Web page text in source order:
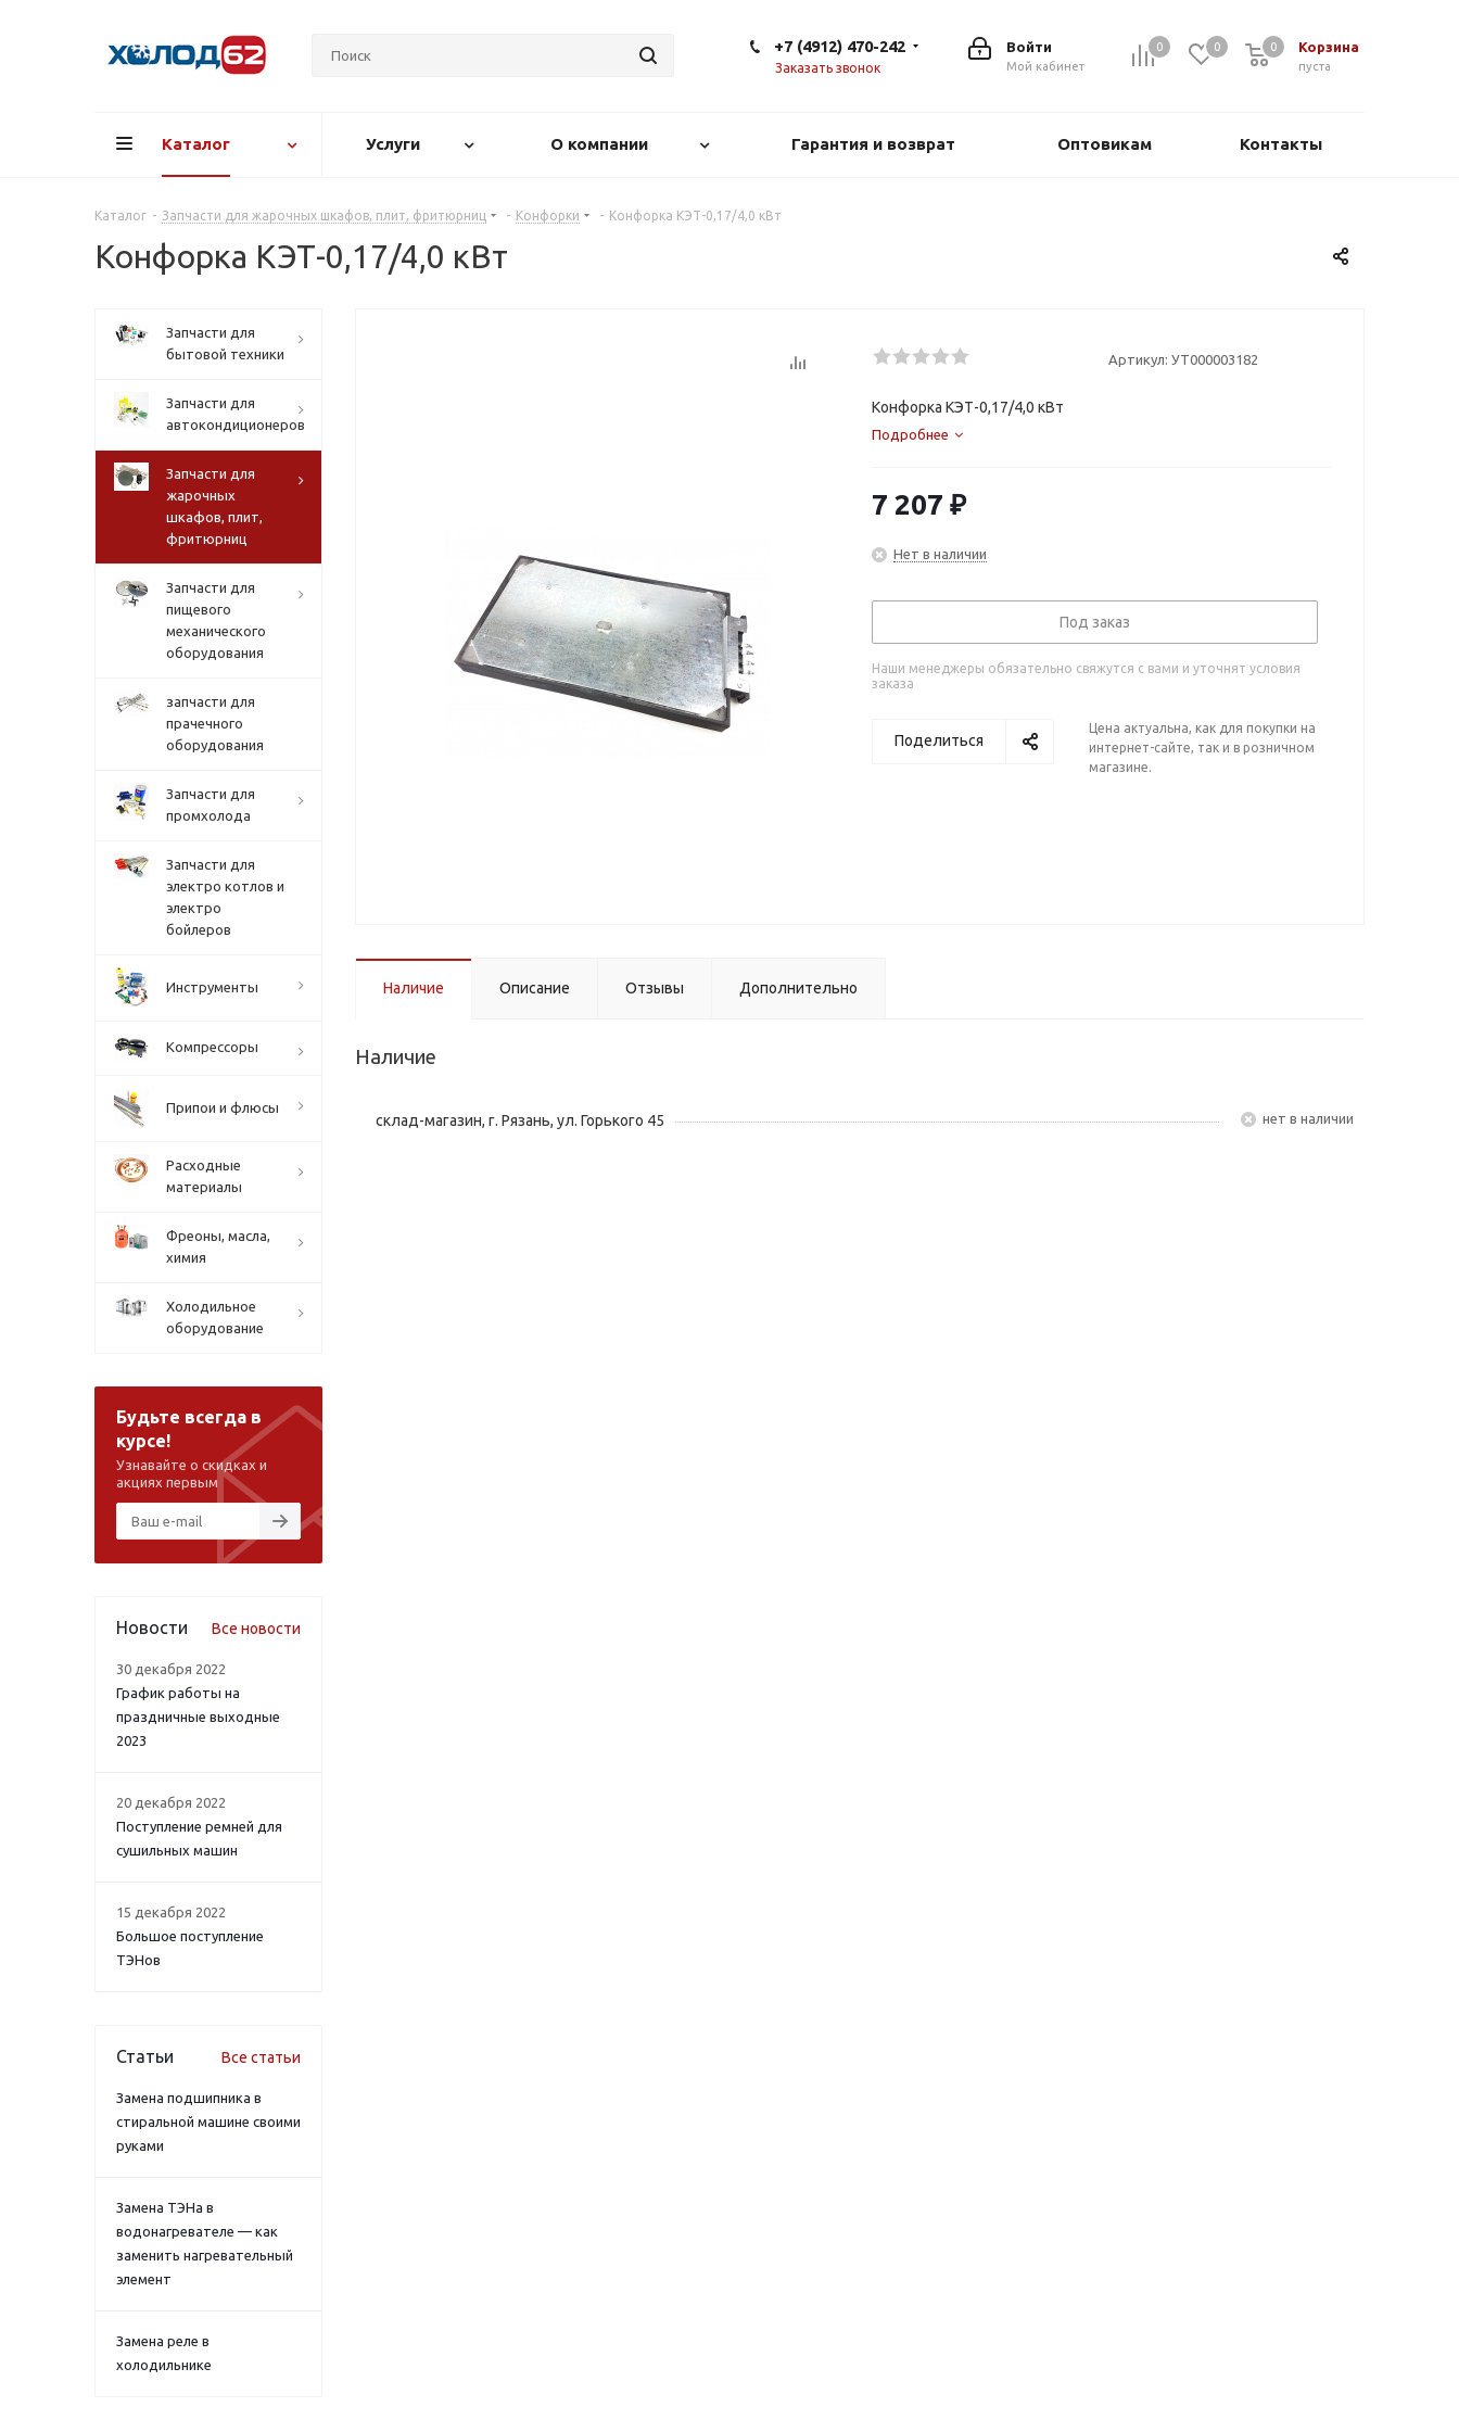
0 0 Корзина
0
пуста
0
Войти
Мой кабинет
+7 (4912) 470-242
Заказать звонок
Каталог Услуги О компании Гарантия и возврат Оптовикам Контакты
Каталог - Запчасти для жарочных шкафов, плит, фритюрниц - Конфорки - Конфорка КЭТ-0,17/4,0 кВт
Конфорка КЭТ-0,17/4,0 кВт
Артикул: УТ000003182
Конфорка КЭТ-0,17/4,0 кВт
Подробнее
7 207 ₽
Нет в наличии
Под заказ
Наши менеджеры обязательно свяжутся с вами и уточнят условия
заказа
Поделиться
Цена актуальна, как для покупки на
интернет-сайте, так и в розничном
магазине.
Наличие Описание Отзывы Дополнительно
Наличие
склад-магазин, г. Рязань, ул. Горького 45 Нет в наличии
Запчасти для
бытовой техники
Запчасти для
автокондиционеров
Запчасти для
жарочных
шкафов, плит,
фритюрниц
Запчасти для
пищевого
механического
оборудования
запчасти для
прачечного
оборудования
Запчасти для
промхолода
Запчасти для
электро котлов и
электро
бойлеров
Инструменты
Компрессоры
Припои и флюсы
Расходные
материалы
Фреоны, масла,
химия
Холодильное
оборудование
Будьте всегда в
курсе!
Узнавайте о скидках и
акциях первым
Новости Все новости
30 декабря 2022
График работы на
праздничные выходные
2023
20 декабря 2022
Поступление ремней для
сушильных машин
15 декабря 2022
Большое поступление
ТЭНов
Статьи Все статьи
Замена подшипника в
стиральной машине своими
руками
Замена ТЭНа в
водонагревателе — как
заменить нагревательный
элемент
Замена реле в
холодильнике